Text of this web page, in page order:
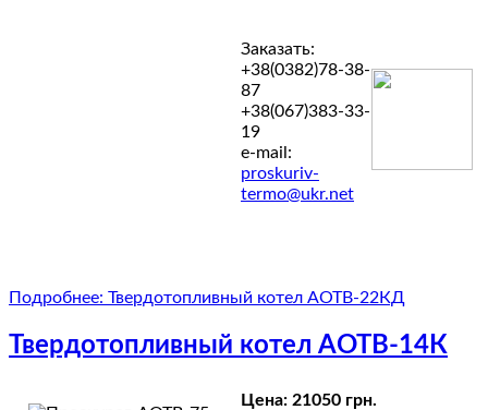
Заказать:
+38(0382)78-38-
87
+38(067)383-33-
19
e-mail:
proskuriv-
termo@ukr.net
Подробнее: Твердотопливный котел АОТВ-22КД
Твердотопливный котел АОТВ-14К
Цена: 21050 грн.